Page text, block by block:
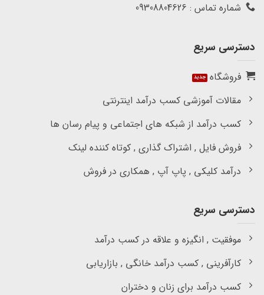
شماره تماس : 09308804626
دسترسی سریع
فروشگاه
مقالات آموزشی کسب درآمد اینترنتی
کسب درآمد از شبکه های اجتماعی و پیام رسان ها
فروش فایل , اشتراک گذاری , کوتاه کننده لینک
درآمد کلیکی , پاپ آپ , همکاری در فروش
دسترسی سریع
موفقیت , انگیزه و علاقه در کسب درآمد
کارآفرینی , کسب درآمد خانگی , بازاریابی
کسب درآمد برای زنان و دختران